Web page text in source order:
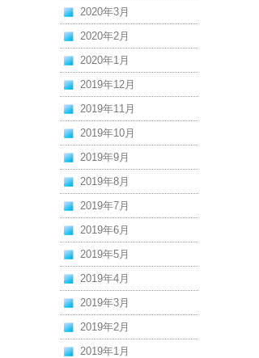
2020年3月
2020年2月
2020年1月
2019年12月
2019年11月
2019年10月
2019年9月
2019年8月
2019年7月
2019年6月
2019年5月
2019年4月
2019年3月
2019年2月
2019年1月